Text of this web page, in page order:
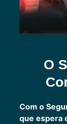
O
Com o
que espera